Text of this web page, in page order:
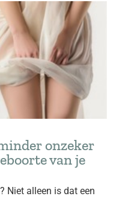
onzeker
van je
Niet alleen is dat een